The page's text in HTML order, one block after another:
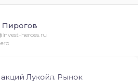
Лукойл. Рынок
Пирогов
heroes.ru